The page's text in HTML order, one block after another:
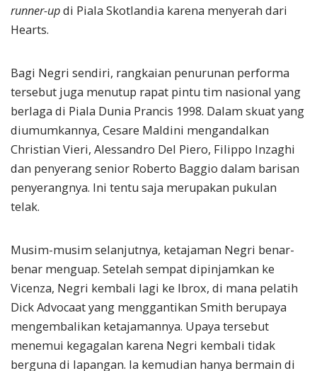
runner-updi Piala Skotlandia karena menyerah dari
Hearts.
Bagi Negri sendiri, rangkaian penurunan performa
tersebut juga menutup rapat pintu tim nasional yang
berlaga di Piala Dunia Prancis 1998. Dalam skuat yang
diumumkannya, Cesare Maldini mengandalkan
Christian Vieri, Alessandro Del Piero, Filippo Inzaghi
dan penyerang senior Roberto Baggio dalam barisan
penyerangnya. Ini tentu saja merupakan pukulan
telak.
Musim-musim selanjutnya, ketajaman Negri benar-
benar menguap. Setelah sempat dipinjamkan ke
Vicenza, Negri kembali lagi ke Ibrox, di mana pelatih
Dick Advocaat yang menggantikan Smith berupaya
mengembalikan ketajamannya. Upaya tersebut
menemui kegagalan karena Negri kembali tidak
berguna di lapangan. Ia kemudian hanya bermain di